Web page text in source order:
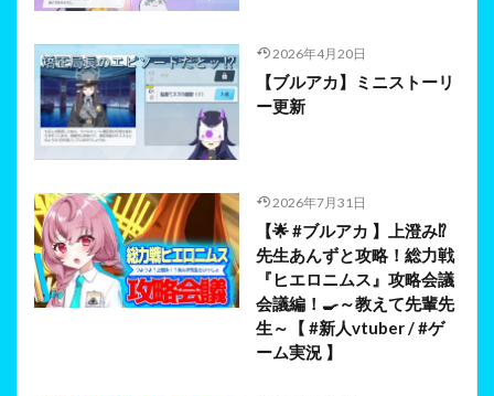
2026年4月20日
【ブルアカ】ミニストーリ
ー更新
2026年7月31日
【🌟 #ブルアカ 】上澄み⁉
先生あんずと攻略！総力戦
『ヒエロニムス』攻略会議
会議編！🍳～教えて先輩先
生～【 #新人vtuber / #ゲ
ーム実況 】